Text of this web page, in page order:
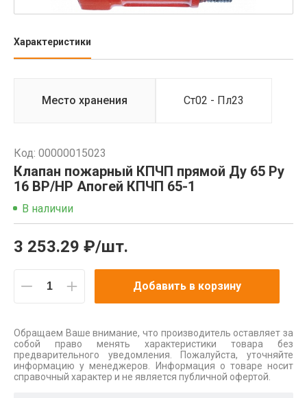
Характеристики
Место хранения Ст02 - Пл23
Код: 00000015023
Клапан пожарный КПЧП прямой Ду 65 Ру
16 ВР/НР Апогей КПЧП 65-1
В наличии
3 253.29 ₽/шт.
Добавить в корзину
Обращаем Ваше внимание, что производитель оставляет за
собой право менять характеристики товара без
предварительного уведомления. Пожалуйста, уточняйте
информацию у менеджеров. Информация о товаре носит
справочный характер и не является публичной офертой.